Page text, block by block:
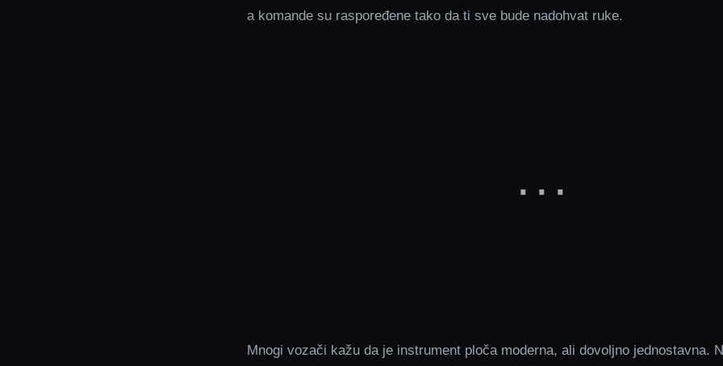
a komande su raspoređene tako da ti sve bude nadohvat ruke.
Mnogi vozači kažu da je instrument ploča moderna, ali dovoljno jednostavna.